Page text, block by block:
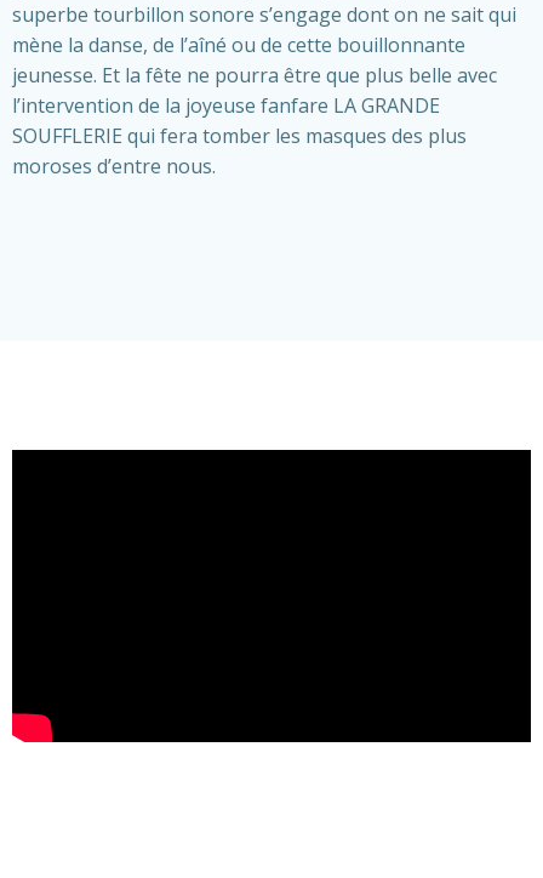
superbe tourbillon sonore s’engage dont on ne sait qui
mène la danse, de l’aîné ou de cette bouillonnante
jeunesse. Et la fête ne pourra être que plus belle avec
l’intervention de la joyeuse fanfare LA GRANDE
SOUFFLERIE qui fera tomber les masques des plus
moroses d’entre nous.